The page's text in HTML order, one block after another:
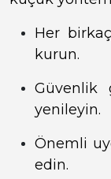
Her
kurun.
Güvenlik
yenileyin.
Önemli
edin.